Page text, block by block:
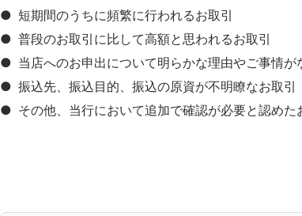
● 短期間のうちに頻繁に行われるお取引
● 普段のお取引に比して高額と思われるお取引
● 当店へのお申出について明らかな理由やご事情が
● 振込先、振込目的、振込の原資が不明瞭なお取引
● その他、当行において追加で確認が必要と認めた